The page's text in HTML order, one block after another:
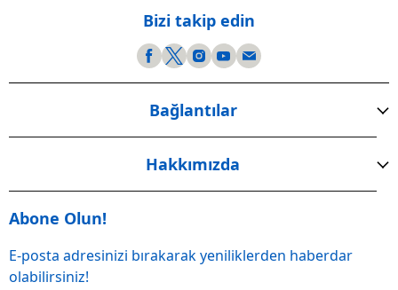
Bizi takip edin
Bağlantılar
Hakkımızda
Abone Olun!
E-posta adresinizi bırakarak yeniliklerden haberdar
olabilirsiniz!